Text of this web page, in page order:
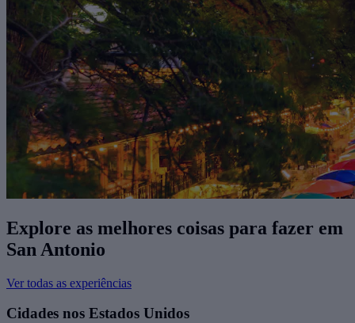
Explore as melhores coisas para fazer ​em
San Antonio
Ver todas as experiências
Cidades nos Estados Unidos